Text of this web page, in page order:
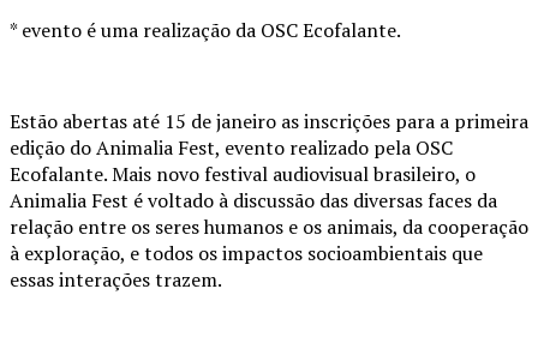
* evento é uma realização da OSC Ecofalante.
Estão abertas até 15 de janeiro as inscrições para a primeira
edição do Animalia Fest, evento realizado pela OSC
Ecofalante. Mais novo festival audiovisual brasileiro, o
Animalia Fest é voltado à discussão das diversas faces da
relação entre os seres humanos e os animais, da cooperação
à exploração, e todos os impactos socioambientais que
essas interações trazem.